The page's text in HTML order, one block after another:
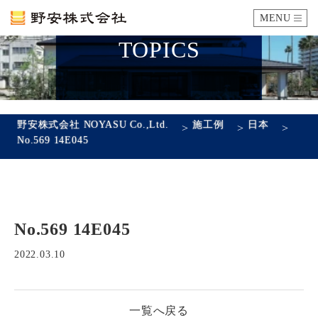
MENU
カタログ
企業情報
会社概要
採用情報
先輩社員の声
TOPICS
野安株式会社 NOYASU Co.,Ltd. >施工例 > 日本 >
No.569 14E045
No.569 14E045
2022.03.10
一覧へ戻る